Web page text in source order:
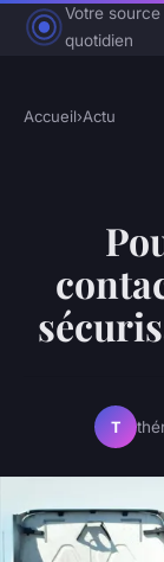
Votre
quotidien
Accueil›Actu
T